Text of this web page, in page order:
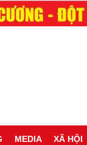
MEDIA XÃ HỘI